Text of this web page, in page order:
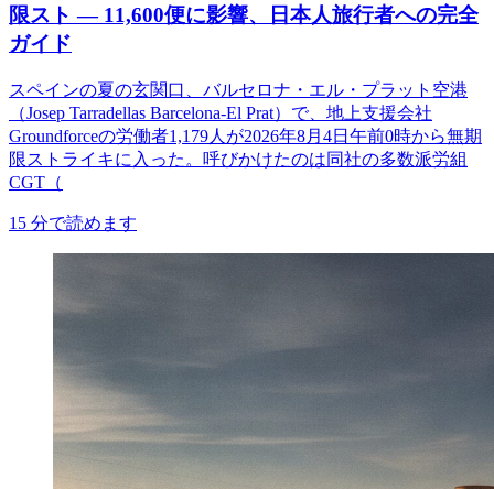
限スト ― 11,600便に影響、日本人旅行者への完全
ガイド
スペインの夏の玄関口、バルセロナ・エル・プラット空港
（Josep Tarradellas Barcelona-El Prat）で、地上支援会社
Groundforceの労働者1,179人が2026年8月4日午前0時から無期
限ストライキに入った。呼びかけたのは同社の多数派労組
CGT（
15 分で読めます